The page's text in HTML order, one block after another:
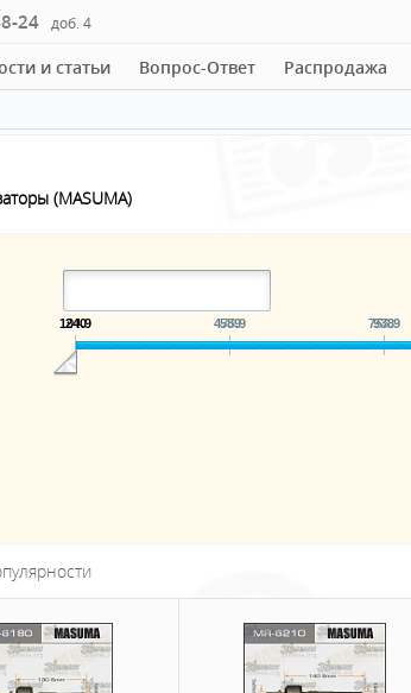
24 доб. 4
и статьи Вопрос-Ответ Распродажа
(MASUMA)
194.9 475.9 756.9
240 589 938